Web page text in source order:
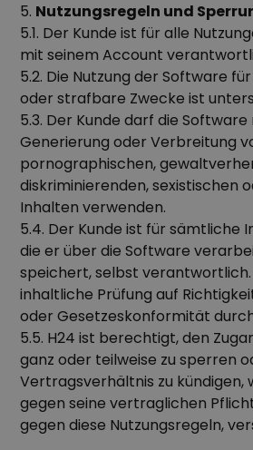
5. Nutzungsregeln und
5.1. Der Kunde ist für alle
mit seinem Account
5.2. Die Nutzung der Software
oder strafbare Zwecke ist
5.3. Der Kunde darf die
Generierung oder Verbreitung
pornographischen,
diskriminierenden, sexistischen
Inhalten verwenden.
5.4. Der Kunde ist für sämtliche
die er über die Software
speichert, selbst
inhaltliche Prüfung auf
oder Gesetzeskonformität
5.5. H24 ist berechtigt, den
ganz oder teilweise zu sperren
Vertragsverhältnis zu kündigen,
gegen seine vertraglichen
gegen diese Nutzungsregeln,